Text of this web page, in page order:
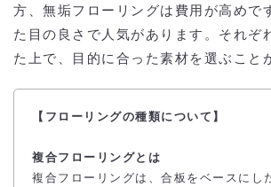
方、無垢フローリングは費用が高めで
た目の良さで人気があります。それぞ
た上で、目的に合った素材を選ぶこと
【フローリングの種類について】
複合フローリングとは
複合フローリングは、合板をベースにし